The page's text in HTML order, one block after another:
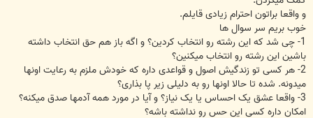
و واقعا براتون احترام زیادی قایلم.
خوب بریم سر سوال ها
1- چی شد که این رشته رو انتخاب کردین؟ و اگه باز هم حق انتخاب داشته
باشین این رشته رو انتخاب میکنین؟
2- هر کسی تو زندگیش اصول و قواعدی داره که خودش ملزم به رعایت اونها
میدونه. شده تا حالا اونها رو به دلیلی زیر پا بذاری؟
3- واقعا عشق یک احساس یا یک نیاز؟ و آیا در مورد همه آدمها صدق میکنه؟
امکان داره کسی این حس رو نداشته باشه؟